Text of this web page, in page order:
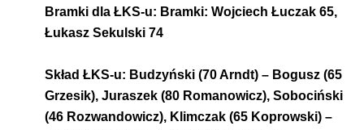
Bramki dla ŁKS-u: Bramki: Wojciech Łuczak 65,
Łukasz Sekulski 74
Skład ŁKS-u: Budzyński (70 Arndt) – Bogusz (65
Grzesik), Juraszek (80 Romanowicz), Sobociński
(46 Rozwandowicz), Klimczak (65 Koprowski) –